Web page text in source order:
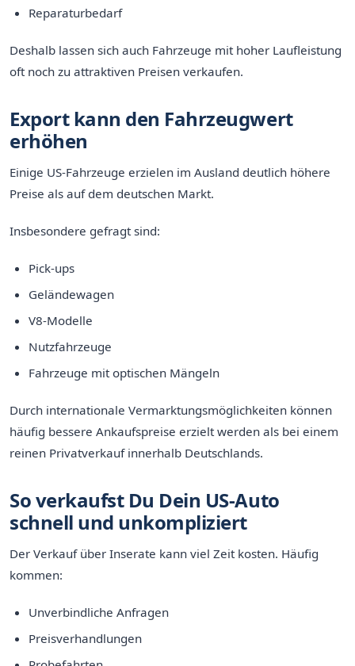
Reparaturbedarf
Deshalb lassen sich auch Fahrzeuge mit hoher Laufleistung
oft noch zu attraktiven Preisen verkaufen.
Export kann den Fahrzeugwert
erhöhen
Einige US-Fahrzeuge erzielen im Ausland deutlich höhere
Preise als auf dem deutschen Markt.
Insbesondere gefragt sind:
Pick-ups
Geländewagen
V8-Modelle
Nutzfahrzeuge
Fahrzeuge mit optischen Mängeln
Durch internationale Vermarktungsmöglichkeiten können
häufig bessere Ankaufspreise erzielt werden als bei einem
reinen Privatverkauf innerhalb Deutschlands.
So verkaufst Du Dein US-Auto
schnell und unkompliziert
Der Verkauf über Inserate kann viel Zeit kosten. Häufig
kommen:
Unverbindliche Anfragen
Preisverhandlungen